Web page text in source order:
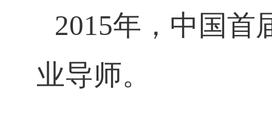
2015年，中国首
业导师。